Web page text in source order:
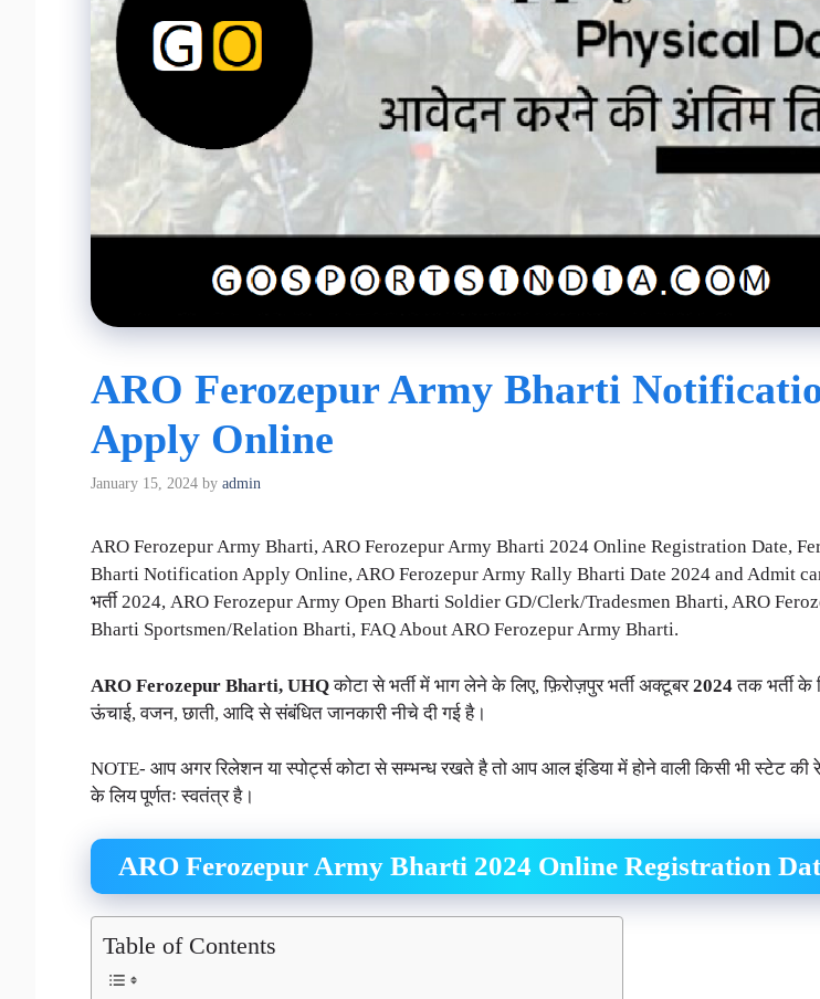
ARO Ferozepur Army Bharti
Apply Online
January 15, 2024 by admin
ARO Ferozepur Army Bharti, ARO Ferozepur Army Bharti 2024 Online Registration Date,
Bharti Notification Apply Online, ARO Ferozepur Army Rally Bharti Date 2024 and Admit
भर्ती 2024, ARO Ferozepur Army Open Bharti Soldier GD/Clerk/Tradesmen Bharti, ARO
Bharti Sportsmen/Relation Bharti, FAQ About ARO Ferozepur Army Bharti.
ARO Ferozepur Bharti, UHQकोटा से भर्ती में भाग लेने के लिए, फ़िरोज़पुर भर्ती अक्टूबर2024तक भर्ती के
ऊंचाई, वजन, छाती, आदि से संबंधित जानकारी नीचे दी गई है।
NOTE- आप अगर रिलेशन या स्पोर्ट्स कोटा से सम्भन्ध रखते है तो आप आल इंडिया में होने वाली किसी भी स्टेट की
के लिय पूर्णतः स्वतंत्र है।
ARO Ferozepur Army Bharti 2024 Online Registration
Table of Contents